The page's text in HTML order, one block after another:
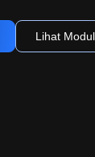
Lihat Modul